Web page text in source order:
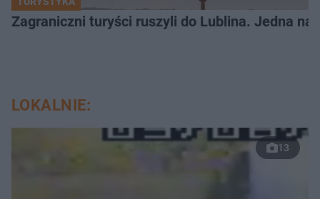
Zagraniczni turyści ruszyli do Lublina. Jedna
LOKALNIE:
13